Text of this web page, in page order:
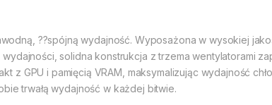
??spójną wydajność. Wyposażona w wysokiej
solidna konstrukcja z trzema wentylatorami
z GPU i pamięcią VRAM, maksymalizując wydajność
trwałą wydajność w każdej bitwie.